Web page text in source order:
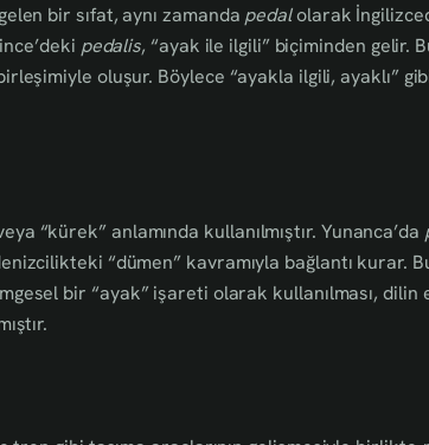
bir sıfat, aynı zamanda pedalolarak
pedalis, “ayak ile ilgili” biçiminden gelir.
oluşur. Böylece “ayakla ilgili, ayaklı”
“kürek” anlamında kullanılmıştır. Yunanca’da
“dümen” kavramıyla bağlantı kurar.
bir “ayak” işareti olarak kullanılması, dilin